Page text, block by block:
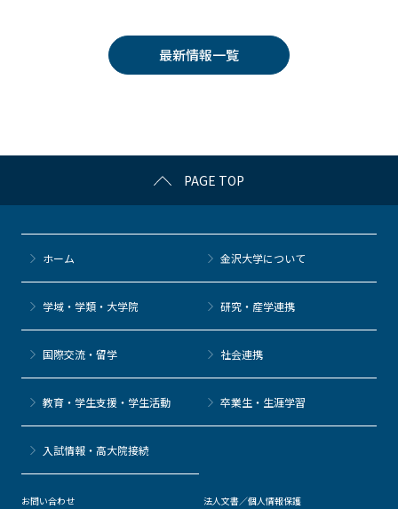
k
erk
et
n
a
最新情報一覧
PAGE TOP
ホーム 金沢大学について
学域・学類・大学院 研究・産学連携
国際交流・留学 社会連携
教育・学生支援・学生活動 卒業生・生涯学習
⼊試情報・高大院接続
お問い合わせ
法人文書／個人情報保護